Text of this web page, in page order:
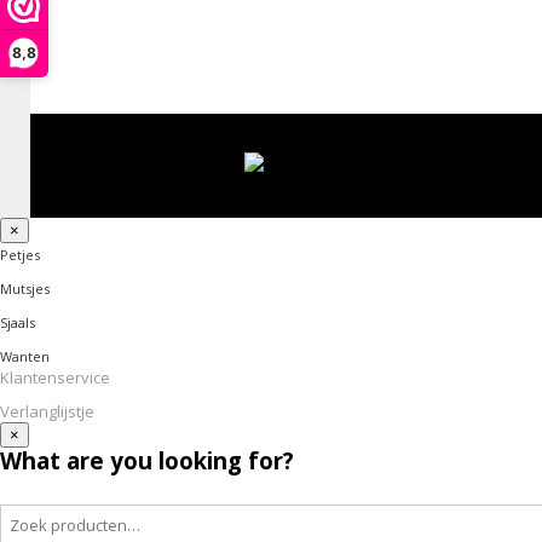
8,8
×
Petjes
Mutsjes
Sjaals
Wanten
Klantenservice
Verlanglijstje
×
What are you looking for?